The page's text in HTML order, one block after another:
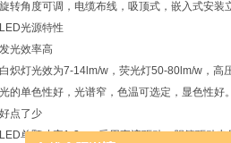
旋转角度可调，电缆布线，吸顶式，嵌入式安装
LED光源特性
发光效率高
白炽灯光效为7-14lm/w，荧光灯50-80lm/w，
光的单色性好，光谱窄，色温可选定，显色性好。
好点了少
LED单颗功率1-3w，采用直流驱动，胆管驱动